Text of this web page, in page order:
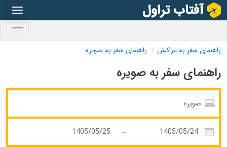
راهنمای سفر به مراکش راهنمای سفر به صویره
راهنمای سفر به صویره